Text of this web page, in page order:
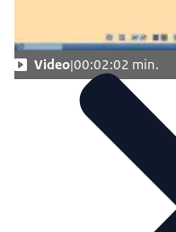
Video 00:02:02 min.